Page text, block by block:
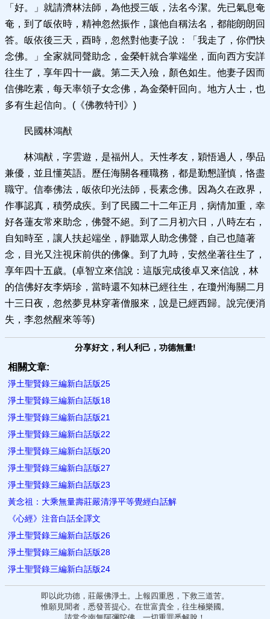
「好。」就請濟林法師，為他授三皈，法名今潔。先已氣息奄
奄，到了皈依時，精神忽然振作，讓他自稱法名，都能朗朗回
答。皈依後三天，酉時，忽然對他妻子說：「我走了，你們快
念佛。」全家就同聲助念，金榮軒就合掌端坐，面向西方安詳
往生了，享年四十一歲。第二天入殮，顏色如生。他妻子因而
信佛吃素，每天率領子女念佛，為金榮軒回向。地方人士，也
多有生起信向。(《佛教特刊》)
民國林鴻猷
林鴻猷，字雲遊，是福州人。天性孝友，穎悟過人，學品
兼優，並且懂英語。歷任海關各種職務，都是勤懇謹慎，恪盡
職守。信奉佛法，皈依印光法師，長素念佛。因為久在政界，
作事認真，積勞成疾。到了民國二十二年正月，病情加重，幸
好各蓮友常來助念，佛聲不絕。到了二月初六日，八時左右，
自知時至，讓人扶起端坐，靜聽眾人助念佛聲，自己也隨著
念，目光又注視床前供的佛像。到了九時，安然坐著往生了，
享年四十五歲。(卓智立來信說：這版完成後卓又來信說，林
的信佛好友李炳珍，當時還不知林已經往生，在瓊州海關二月
十三日夜，忽然夢見林穿著僧服來，說是已經西歸。說完便消
失，李忽然醒來等等)
分享好文，利人利己，功德無量!
相關文章:
淨土聖賢錄三編新白話版25
淨土聖賢錄三編新白話版18
淨土聖賢錄三編新白話版21
淨土聖賢錄三編新白話版22
淨土聖賢錄三編新白話版20
淨土聖賢錄三編新白話版27
淨土聖賢錄三編新白話版23
黃念祖：大乘無量壽莊嚴清淨平等覺經白話解
《心經》注音白話全譯文
淨土聖賢錄三編新白話版26
淨土聖賢錄三編新白話版28
淨土聖賢錄三編新白話版24
即以此功德，莊嚴佛淨土。上報四重恩，下救三道苦。
惟願見聞者，悉發菩提心。在世富貴全，往生極樂國。